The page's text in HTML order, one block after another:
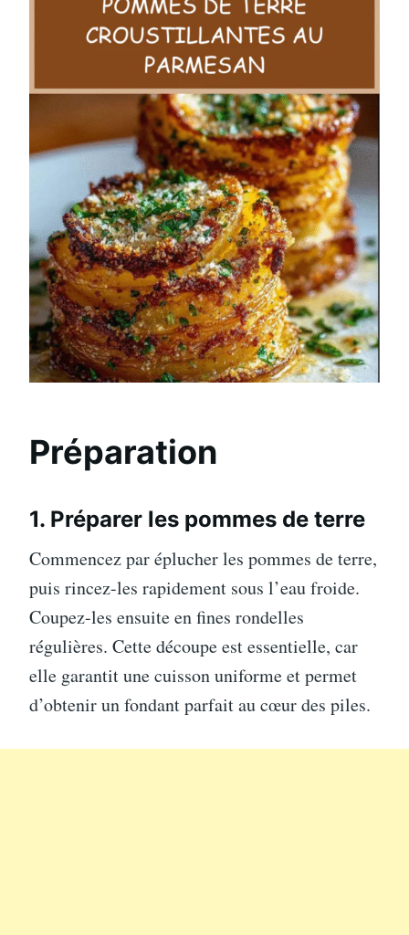
Préparation
1. Préparer les pommes de terre
Commencez par éplucher les pommes de terre,
puis rincez-les rapidement sous l’eau froide.
Coupez-les ensuite en fines rondelles
régulières. Cette découpe est essentielle, car
elle garantit une cuisson uniforme et permet
d’obtenir un fondant parfait au cœur des piles.